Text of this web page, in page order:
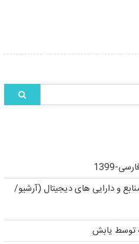
1399
و دارایی های دیجیتال (آرشیو/
توسط یابش